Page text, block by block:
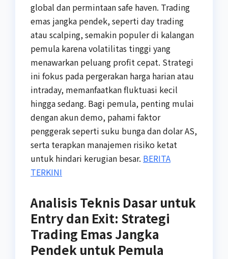
global dan permintaan safe haven. Trading
emas jangka pendek, seperti day trading
atau scalping, semakin populer di kalangan
pemula karena volatilitas tinggi yang
menawarkan peluang profit cepat. Strategi
ini fokus pada pergerakan harga harian atau
intraday, memanfaatkan fluktuasi kecil
hingga sedang. Bagi pemula, penting mulai
dengan akun demo, pahami faktor
penggerak seperti suku bunga dan dolar AS,
serta terapkan manajemen risiko ketat
untuk hindari kerugian besar. BERITA
TERKINI
Analisis Teknis Dasar untuk
Entry dan Exit: Strategi
Trading Emas Jangka
Pendek untuk Pemula